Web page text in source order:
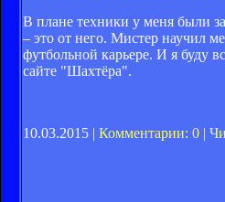
В плане техники у меня были
– это от него. Мистер научил
футбольной карьере. И я буду
сайте "Шахтёра".
10.03.2015 | Комментарии: 0 |